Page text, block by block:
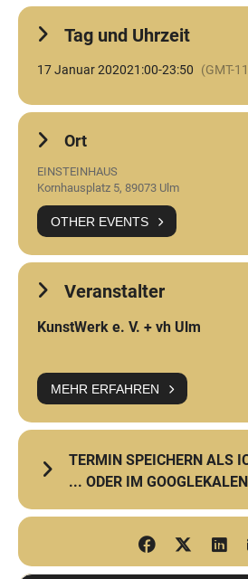
Tag und Uhrzeit
17 Januar 202021:00-23:50 (GMT-
Ort
EINSTEINHAUS
Kornhausplatz 5, 89073 Ulm
OTHER EVENTS
Veranstalter
KunstWerk e. V. + vh Ulm
MEHR ERFAHREN
TERMIN SPEICHERN ALS
... ODER IM